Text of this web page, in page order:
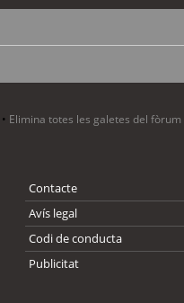
• Elimina totes les galetes del fòrum
Contacte
Avís legal
Codi de conducta
Publicitat